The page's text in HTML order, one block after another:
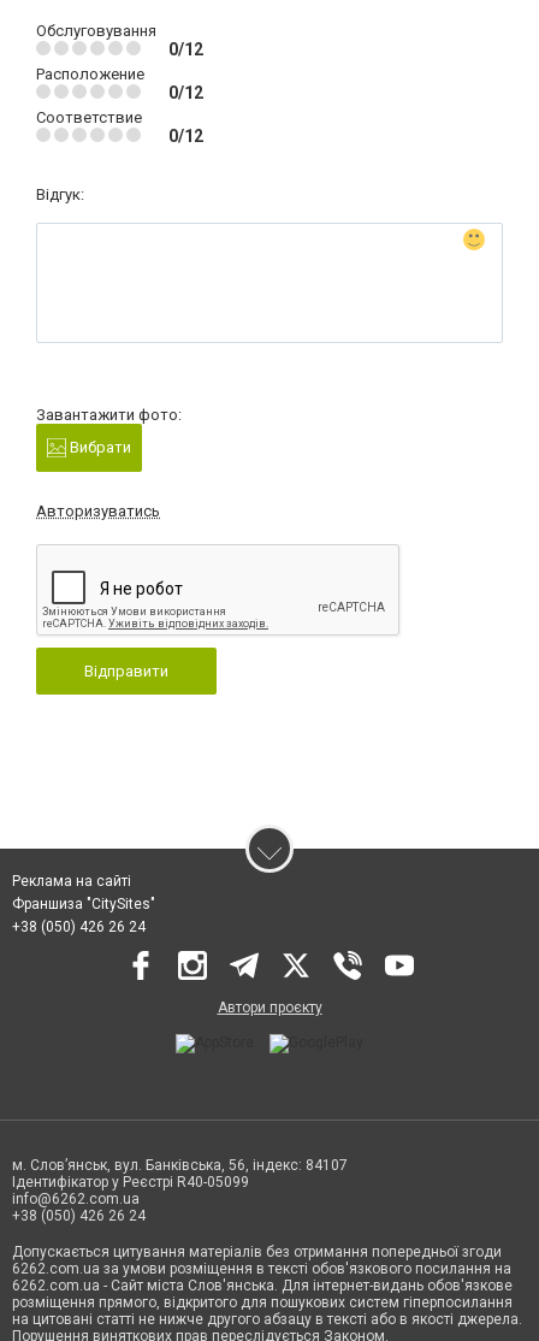
Обслуговування
0/12
Расположение
0/12
Соответствие
0/12
Відгук:
Завантажити фото:
Вибрати
Авторизуватись
Відправити
Реклама на сайті
Франшиза "CitySites"
+38 (050) 426 26 24
Автори проєкту
м. Слов’янськ, вул. Банківська, 56, індекс: 84107
Ідентифікатор у Реєстрі R40-05099
info@6262.com.ua
+38 (050) 426 26 24
Допускається цитування матеріалів без отримання попередньої згоди
6262.com.ua за умови розміщення в тексті обов'язкового посилання на
6262.com.ua - Сайт міста Слов'янська. Для інтернет-видань обов'язкове
розміщення прямого, відкритого для пошукових систем гіперпосилання
на цитовані статті не нижче другого абзацу в тексті або в якості джерела.
Порушення виняткових прав переслідується Законом.